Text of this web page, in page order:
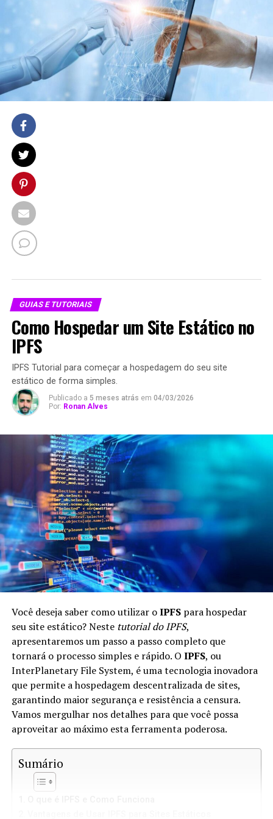
GUIAS E TUTORIAIS
Como Hospedar um Site Estático no
IPFS
IPFS Tutorial para começar a hospedagem do seu site
estático de forma simples.
Publicado a 5 meses atrás em 04/03/2026
Por: Ronan Alves
Você deseja saber como utilizar oIPFSpara hospedar
seu site estático? Neste tutorial do IPFS,
apresentaremos um passo a passo completo que
tornará o processo simples e rápido. O IPFS, ou
InterPlanetary File System, é uma tecnologia inovadora
que permite a hospedagem descentralizada de sites,
garantindo maior segurança e resistência a censura.
Vamos mergulhar nos detalhes para que você possa
aproveitar ao máximo esta ferramenta poderosa.
Sumário